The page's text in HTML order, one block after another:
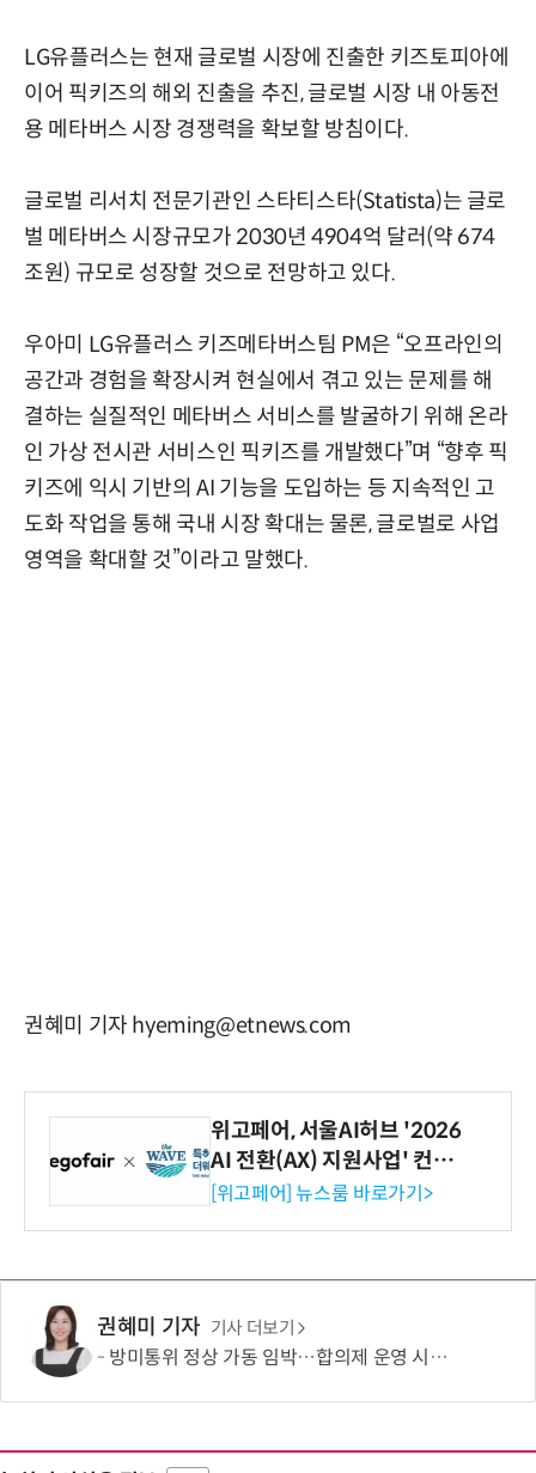
LG유플러스는 현재 글로벌 시장에 진출한 키즈토피아에
이어 픽키즈의 해외 진출을 추진, 글로벌 시장 내 아동전
용 메타버스 시장 경쟁력을 확보할 방침이다.
글로벌 리서치 전문기관인 스타티스타(Statista)는 글로
벌 메타버스 시장규모가 2030년 4904억 달러(약 674
조원) 규모로 성장할 것으로 전망하고 있다.
우아미 LG유플러스 키즈메타버스팀 PM은 “오프라인의
공간과 경험을 확장시켜 현실에서 겪고 있는 문제를 해
결하는 실질적인 메타버스 서비스를 발굴하기 위해 온라
인 가상 전시관 서비스인 픽키즈를 개발했다”며 “향후 픽
키즈에 익시 기반의 AI 기능을 도입하는 등 지속적인 고
도화 작업을 통해 국내 시장 확대는 물론, 글로벌로 사업
영역을 확대할 것”이라고 말했다.
권혜미 기자 hyeming@etnews.com
위고페어, 서울AI허브 '2026
AI 전환(AX) 지원사업' 컨소
시엄 선정
[위고페어] 뉴스룸 바로가기>
권혜미 기자 기사 더보기
방미통위 정상 가동 임박…합의제 운영 시험대